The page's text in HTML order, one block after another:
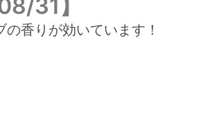
31】
香りが効いています！